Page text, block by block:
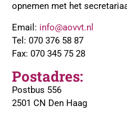
opnemen met het
Email: info@aovvt.nl
Tel: 070 376 58 87
Fax: 070 345 75 28
Postadres:
Postbus 556
2501 CN Den Haag